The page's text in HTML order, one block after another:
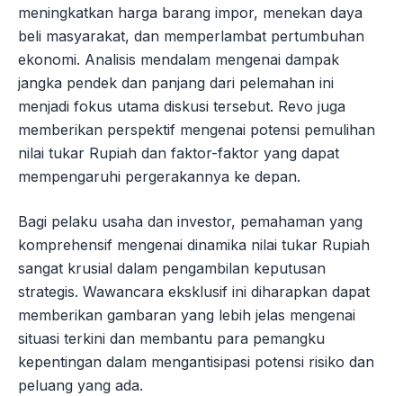
meningkatkan harga barang impor, menekan daya
beli masyarakat, dan memperlambat pertumbuhan
ekonomi. Analisis mendalam mengenai dampak
jangka pendek dan panjang dari pelemahan ini
menjadi fokus utama diskusi tersebut. Revo juga
memberikan perspektif mengenai potensi pemulihan
nilai tukar Rupiah dan faktor-faktor yang dapat
mempengaruhi pergerakannya ke depan.
Bagi pelaku usaha dan investor, pemahaman yang
komprehensif mengenai dinamika nilai tukar Rupiah
sangat krusial dalam pengambilan keputusan
strategis. Wawancara eksklusif ini diharapkan dapat
memberikan gambaran yang lebih jelas mengenai
situasi terkini dan membantu para pemangku
kepentingan dalam mengantisipasi potensi risiko dan
peluang yang ada.